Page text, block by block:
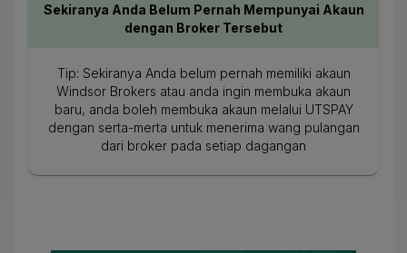
Sekiranya Anda Belum Pernah Mempunyai Akaun
dengan Broker Tersebut
Tip: Sekiranya Anda belum pernah memiliki akaun
Windsor Brokers atau anda ingin membuka akaun
baru, anda boleh membuka akaun melalui UTSPAY
dengan serta-merta untuk menerima wang pulangan
dari broker pada setiap dagangan